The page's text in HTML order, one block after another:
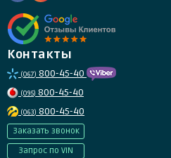
Контакты
(067) 800-45-40
(095) 800-45-40
(063) 800-45-40
Заказать звонок
Запрос по VIN